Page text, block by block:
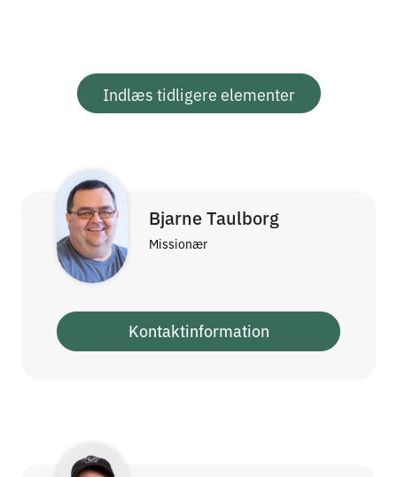
Indlæs tidligere elementer
Bjarne Taulborg
Missionær
Kontaktinformation